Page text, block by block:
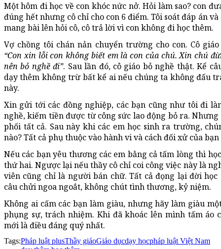
Một hôm đi học về con khóc nức nở. Hỏi làm sao? con
đúng hết nhưng cô chỉ cho con 6 điểm. Tôi soát đáp án
mang bài lên hỏi cô, cô trả lời vì con không đi học thêm.
Vợ chồng tôi chán nản chuyển trường cho con. Cô
“Con xin lỗi con không biết em là con của chú. Xin chú
nên bỏ nghề đi”. Sau lần đó, cô giáo bỏ nghề thật. Kể
dạy thêm không trừ bất kể ai nếu chúng ta không đấu
này.
Xin gửi tới các đồng nghiệp, các bạn cũng như tôi đi
nghề, kiếm tiền được từ công sức lao động bỏ ra.
phối tất cả. Sau này khi các em học sinh ra trường,
nào? Tất cả phụ thuộc vào hành vi và cách đối xử của
Nếu các bạn yêu thương các em bằng cả tấm lòng thì
thứ hai. Ngược lại nếu thầy cô chỉ coi công việc này là
viên cũng chỉ là người bán chữ. Tất cả đọng lại đời
câu chửi ngoa ngoắt, không chút tình thương, kỷ niệm.
Không ai cấm các bạn làm giàu, nhưng hãy làm giàu
phụng sự, trách nhiệm. Khi đã khoác lên mình tấm áo
mới là điều đáng quý nhất.
Tags:Pháp luật plusThầy giáoGiáo dụcdạy họcpháp luật Việt Nam